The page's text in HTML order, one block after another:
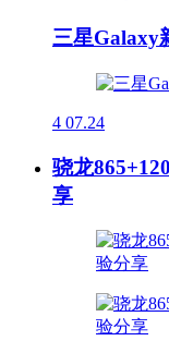
三星Galaxy
4 07.24
骁龙
享